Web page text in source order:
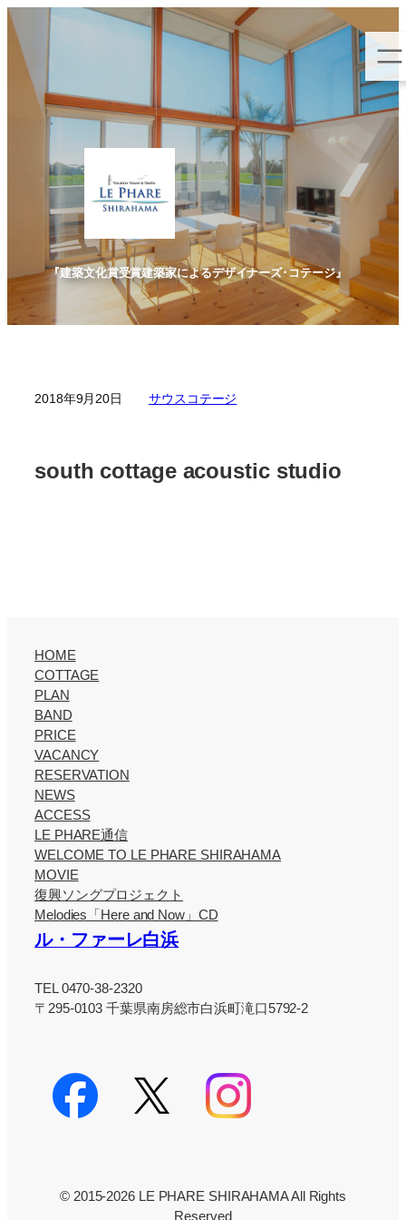
内
容
『建築文化賞受賞建築家によるデザイナーズ･コテージ』
2018年9月20日 サウスコテージ
south cottage acoustic studio
HOME
COTTAGE
PLAN
BAND
PRICE
VACANCY
RESERVATION
NEWS
ACCESS
LE PHARE通信
WELCOME TO LE PHARE SHIRAHAMA
MOVIE
復興ソングプロジェクト
Melodies「Here and Now」CD
ル・ファーレ白浜
TEL 0470-38-2320
〒295-0103 千葉県南房総市白浜町滝口5792-2
© 2015-2026 LE PHARE SHIRAHAMA All Rights
Reserved